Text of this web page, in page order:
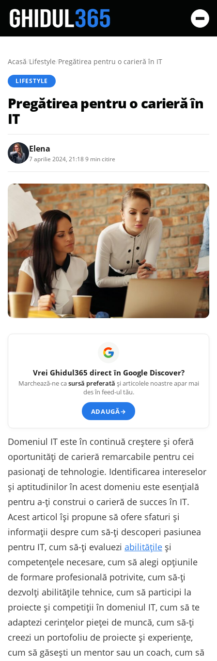
Acasă/Lifestyle/Pregătirea pentru o carieră în IT
LIFESTYLE
Pregătirea pentru o carieră în
IT
Elena
7 aprilie 2024, 21:189 min citire
Vrei Ghidul365 direct în Google Discover?
Marchează-ne casursă preferată și articolele noastre apar mai
des în feed-ul tău.
ADAUGĂ→
Domeniul IT este în continuă creștere și oferă
oportunități de carieră remarcabile pentru cei
pasionați de tehnologie. Identificarea intereselor
și aptitudinilor în acest domeniu este esențială
pentru a-ți construi o carieră de succes în IT.
Acest articol își propune să ofere sfaturi și
informații despre cum să-ți descoperi pasiunea
pentru IT, cum să-ți evaluezi abilitățile și
competențele necesare, cum să alegi opțiunile
de formare profesională potrivite, cum să-ți
dezvolți abilitățile tehnice, cum să participi la
proiecte și competiții în domeniul IT, cum să te
adaptezi cerințelor pieței de muncă, cum să-ți
creezi un portofoliu de proiecte și experiențe,
cum să găsești un mentor sau un coach, cum să